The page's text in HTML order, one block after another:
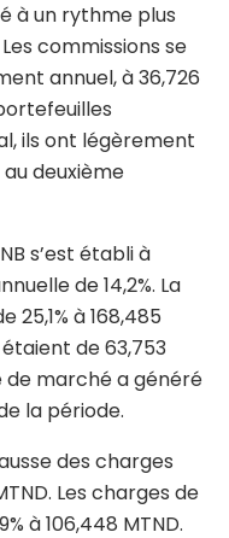
à un rythme plus
Les commissions se
annuel, à 36,726
ils ont légèrement
deuxième
s’est établi à
de 14,2%. La
25,1% à 168,485
de 63,753
de marché a généré
la période.
des charges
Les charges de
à 106,448 MTND.